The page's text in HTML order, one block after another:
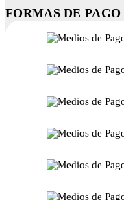
FORMAS DE PAGO